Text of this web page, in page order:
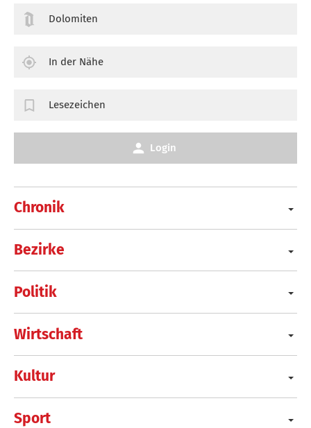
Chronik
Bezirke
Politik
Wirtschaft
Kultur
Sport
Dolomiten
In der Nähe
Lesezeichen
Login